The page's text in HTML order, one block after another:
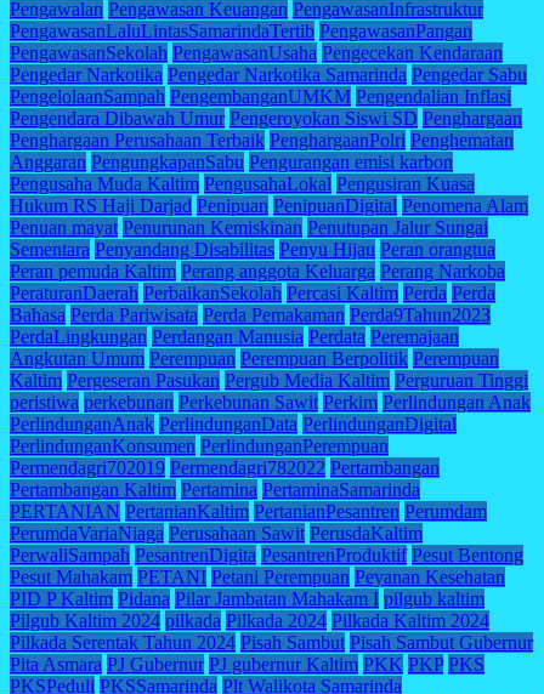
Pengawalan Pengawasan Keuangan PengawasanInfrastruktur
PengawasanLaluLintasSamarindaTertib PengawasanPangan
PengawasanSekolah PengawasanUsaha Pengecekan Kendaraan
Pengedar Narkotika Pengedar Narkotika Samarinda Pengedar Sabu
PengelolaanSampah PengembanganUMKM Pengendalian Inflasi
Pengendara Dibawah Umur Pengeroyokan Siswi SD Penghargaan
Penghargaan Perusahaan Terbaik PenghargaanPolri Penghematan
Anggaran PengungkapanSabu Pengurangan emisi karbon
Pengusaha Muda Kaltim PengusahaLokal Pengusiran Kuasa
Hukum RS Haji Darjad Penipuan PenipuanDigital Penomena Alam
Penuan mayat Penurunan Kemiskinan Penutupan Jalur Sungai
Sementara Penyandang Disabilitas Penyu Hijau Peran orangtua
Peran pemuda Kaltim Perang anggota Keluarga Perang Narkoba
PeraturanDaerah PerbaikanSekolah Percasi Kaltim Perda Perda
Bahasa Perda Pariwisata Perda Pemakaman Perda9Tahun2023
PerdaLingkungan Perdangan Manusia Perdata Peremajaan
Angkutan Umum Perempuan Perempuan Berpolitik Perempuan
Kaltim Pergeseran Pasukan Pergub Media Kaltim Perguruan Tinggi
peristiwa perkebunan Perkebunan Sawit Perkim Perlindungan Anak
PerlindunganAnak PerlindunganData PerlindunganDigital
PerlindunganKonsumen PerlindunganPerempuan
Permendagri702019 Permendagri782022 Pertambangan
Pertambangan Kaltim Pertamina PertaminaSamarinda
PERTANIAN PertanianKaltim PertanianPesantren Perumdam
PerumdaVariaNiaga Perusahaan Sawit PerusdaKaltim
PerwaliSampah PesantrenDigita PesantrenProduktif Pesut Bentong
Pesut Mahakam PETANI Petani Perempuan Peyanan Kesehatan
PID P Kaltim Pidana Pilar Jambatan Mahakam I pilgub kaltim
Pilgub Kaltim 2024 pilkada Pilkada 2024 Pilkada Kaltim 2024
Pilkada Serentak Tahun 2024 Pisah Sambut Pisah Sambut Gubernur
Pita Asmara PJ Gubernur PJ gubernur Kaltim PKK PKP PKS
PKSPeduli PKSSamarinda Plt Walikota Samarinda